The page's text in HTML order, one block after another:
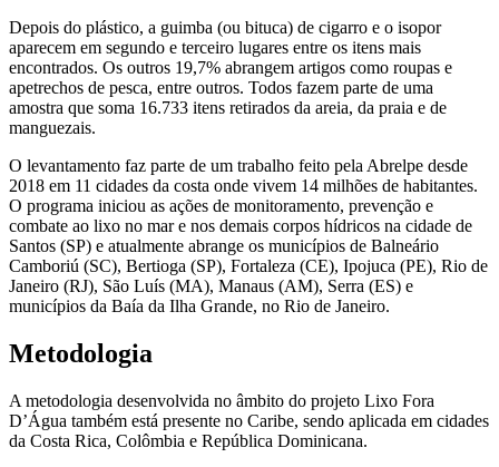
Depois do plástico, a guimba (ou bituca) de cigarro e o isopor
aparecem em segundo e terceiro lugares entre os itens mais
encontrados. Os outros 19,7% abrangem artigos como roupas e
apetrechos de pesca, entre outros. Todos fazem parte de uma
amostra que soma 16.733 itens retirados da areia, da praia e de
manguezais.
O levantamento faz parte de um trabalho feito pela Abrelpe desde
2018 em 11 cidades da costa onde vivem 14 milhões de habitantes.
O programa iniciou as ações de monitoramento, prevenção e
combate ao lixo no mar e nos demais corpos hídricos na cidade de
Santos (SP) e atualmente abrange os municípios de Balneário
Camboriú (SC), Bertioga (SP), Fortaleza (CE), Ipojuca (PE), Rio de
Janeiro (RJ), São Luís (MA), Manaus (AM), Serra (ES) e
municípios da Baía da Ilha Grande, no Rio de Janeiro.
Metodologia
A metodologia desenvolvida no âmbito do projeto Lixo Fora
D’Água também está presente no Caribe, sendo aplicada em cidades
da Costa Rica, Colômbia e República Dominicana.